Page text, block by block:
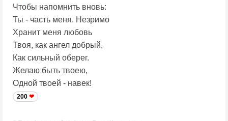
Чтобы напомнить вновь:
Ты - часть меня. Незримо
Хранит меня любовь
Твоя, как ангел добрый,
Как сильный оберег.
Желаю быть твоею,
Одной твоей - навек!
200